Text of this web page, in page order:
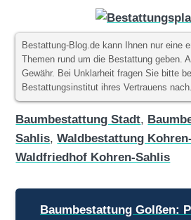
Bestattung-Blog.de kann Ihnen nur eine
Themen rund um die Bestattung geben.
Gewähr. Bei Unklarheit fragen Sie bitte
Bestattungsinstitut ihres Vertrauens nach.
Baumbestattung Stadt,
Sahlis,Waldbestattung
Waldfriedhof Kohren-Sahlis
Beitragsnavigation
Baumbestattung Golßen: